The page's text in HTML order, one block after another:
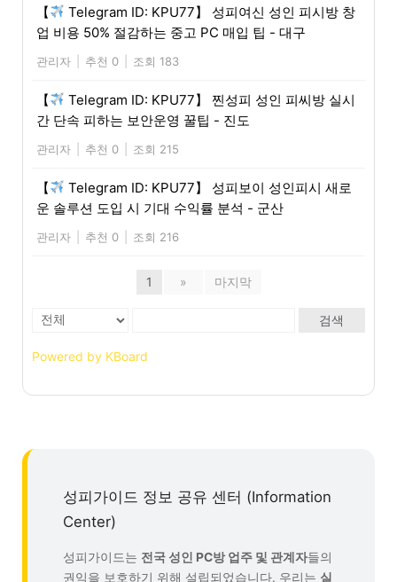
【
Telegram ID: KPU77】 성피여신 성인 피시방 창
업 비용 50% 절감하는 중고 PC 매입 팁 - 대구
관리자 추천 0 조회 183
【
Telegram ID: KPU77】 찐성피 성인 피씨방 실시
간 단속 피하는 보안운영 꿀팁 - 진도
관리자 추천 0 조회 215
【
Telegram ID: KPU77】 성피보이 성인피시 새로
운 솔루션 도입 시 기대 수익률 분석 - 군산
관리자 추천 0 조회 216
1 » 마지막
검색
Powered by KBoard
성피가이드 정보 공유 센터 (Information
Center)
성피가이드는 전국 성인 PC방 업주 및 관계자들의
권익을 보호하기 위해 설립되었습니다. 우리는 실